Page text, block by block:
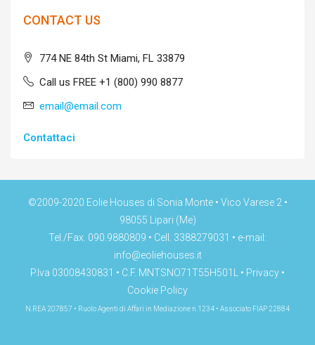
CONTACT US
774 NE 84th St Miami, FL 33879
Call us FREE +1 (800) 990 8877
email@email.com
Contattaci
©2009-2020 Eolie Houses di Sonia Monte • Vico Varese 2 •
98055 Lipari (Me)
Tel./Fax. 090.9880809 • Cell. 3388279031 • e-mail:
info@eoliehouses.it
P.Iva 03008430831 • C.F. MNTSNO71T55H501L • Privacy •
Cookie Policy
N.REA 207857 • Ruolo Agenti di Affari in Mediazione n.1234 • Associato FIAP 22884